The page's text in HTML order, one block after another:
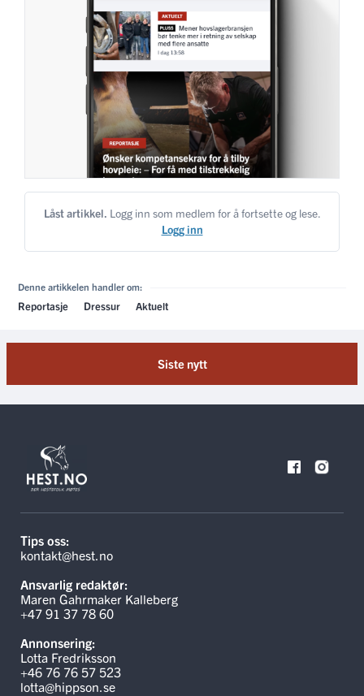
Låst artikkel. Logg inn som medlem for å fortsette og lese.
Logg inn
Denne artikkelen handler om:
Reportasje Dressur Aktuelt
Siste nytt
Tips oss:
kontakt@hest.no
Ansvarlig redaktør:
Maren Gahrmaker Kalleberg
+47 91 37 78 60
Annonsering:
Lotta Fredriksson
+46 76 76 57 523
lotta@hippson.se